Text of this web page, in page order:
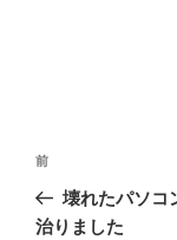
投
ナ
前
の
投
前
壊れたパソコ
治りました